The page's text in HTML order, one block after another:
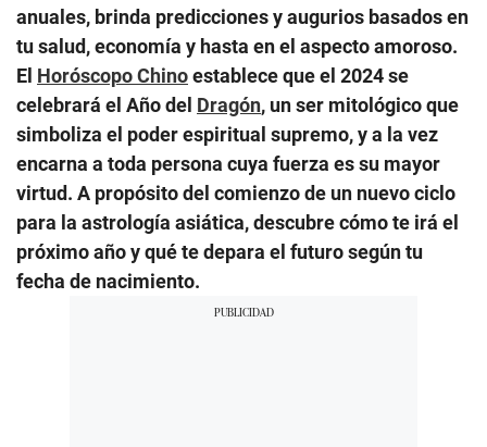
anuales, brinda predicciones y augurios basados en
tu salud, economía y hasta en el aspecto amoroso.
El Horóscopo Chinoestablece que el 2024 se
celebrará el Año del Dragón, un ser mitológico que
simboliza el poder espiritual supremo, y a la vez
encarna a toda persona cuya fuerza es su mayor
virtud. A propósito del comienzo de un nuevo ciclo
para la astrología asiática, descubre cómo te irá el
próximo año y qué te depara el futuro según tu
fecha de nacimiento.